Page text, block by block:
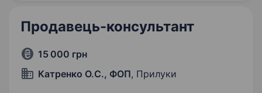
Продавець-консультант
15 000 грн
Катренко О.С., ФОП, Прилуки